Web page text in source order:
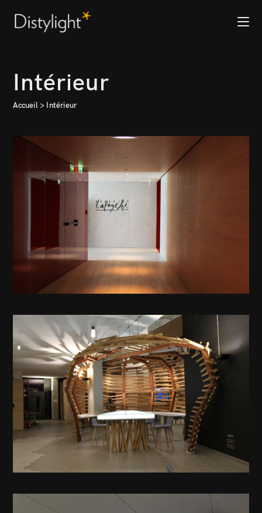
Intérieur
Accueil> Intérieur